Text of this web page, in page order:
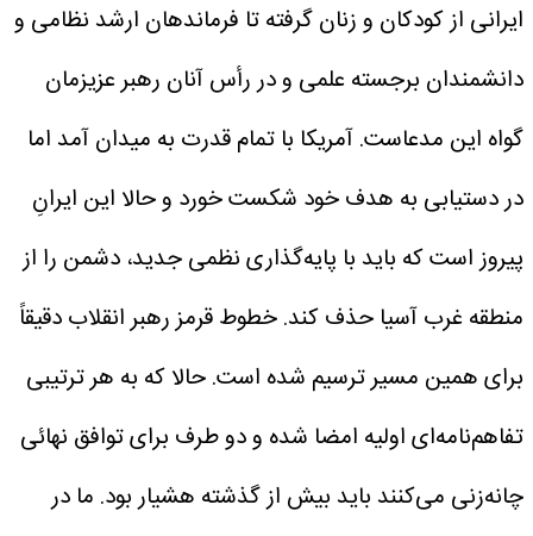
ایرانی از کودکان و زنان گرفته تا فرماندهان ارشد نظامی و
دانشمندان برجسته علمی و در رأس آنان رهبر عزیزمان
گواه این مدعاست.آمریکا با تمام قدرت به میدان آمد اما
در دستیابی به هدف خود شکست خورد و حالا این ایرانِ
پیروز است که باید با پایه‌گذاری نظمی جدید، دشمن را از
منطقه غرب آسیا حذف کند. خطوط قرمز رهبر انقلاب دقیقاً
برای همین مسیر ترسیم شده است. حالا که به هر ترتیبی
تفاهم‌نامه‌ای اولیه امضا شده و دو طرف برای توافق نهائی
چانه‌زنی می‌کنند باید بیش از گذشته هشیار بود. ما در